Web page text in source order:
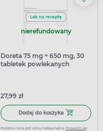
nierefundowany
Doreta 75 mg + 650 mg, 30
tabletek powlekanych
27,99 zł
Dodaj do koszyka Dodaj do
Podana cena jest ceną maksymalną. Dowiedz się